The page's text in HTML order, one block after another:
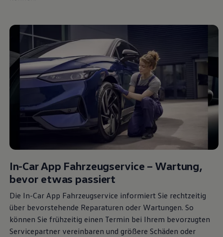
Warn- und Kontrollleuchten
Assistenzsysteme
Digitale Betriebsanleitung
Live Beratung
Magazin
Lifestyle
Transport
Familie
Elektromobilität
Volkswagen R
Pannen- und Unfallhilfe
Volkswagen Kundenbetreuung
In-Car App Fahrzeugservice – Wartung,
bevor etwas passiert
Die In-Car App Fahrzeugservice informiert Sie rechtzeitig
über bevorstehende Reparaturen oder Wartungen. So
können Sie frühzeitig einen Termin bei Ihrem bevorzugten
Servicepartner vereinbaren und größere Schäden oder